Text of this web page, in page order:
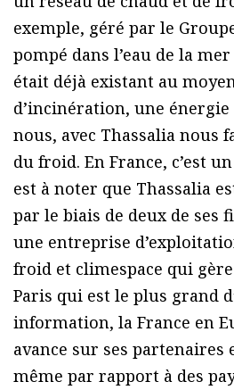
exemple, géré par le
pompé dans l’eau de la
était déjà existant au
d’incinération, une
nous, avec Thassalia nous
du froid. En France, c’est
est à noter que Thassalia
par le biais de deux de ses
une entreprise
froid et climespace qui
Paris qui est le plus grand
information, la France en
avance sur ses partenaires
même par rapport à des